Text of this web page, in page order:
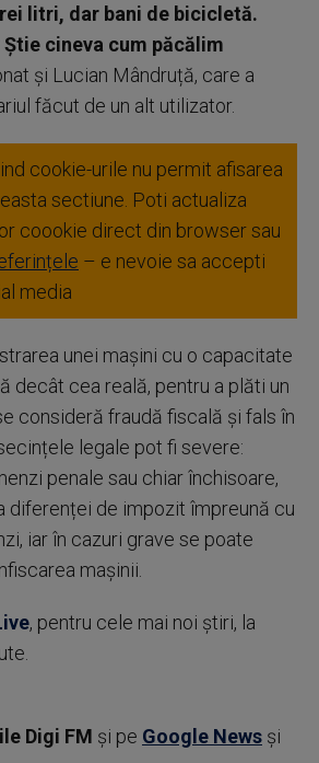
litri, dar bani de bicicletă.
cineva cum păcălim
și Lucian Mândruță, care a
făcut de un alt utilizator.
cookie-urile nu permit afisarea
sectiune. Poti actualiza
coookie direct din browser sau
– e nevoie sa accepti
media
unei mașini cu o capacitate
decât cea reală, pentru a plăti un
consideră fraudă fiscală și fals în
legale pot fi severe:
penale sau chiar închisoare,
diferenței de impozit împreună cu
iar în cazuri grave se poate
mașinii.
, pentru cele mai noi știri, la
Digi FM şi pe Google News şi